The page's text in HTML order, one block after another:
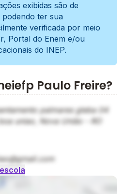
exibidas são de
ter sua
verificada por meio
Portal do Enem e/ou
do INEP.
Paulo Freire?
palmares gleba 04
uniao, Nova União - RO